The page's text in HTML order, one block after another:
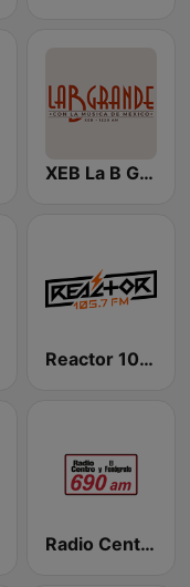
XEB La B Grande 1220 AM
Reactor 105.7 FM
Radio Centro y El Fonógrafo